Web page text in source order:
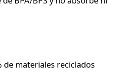
de materiales reciclados